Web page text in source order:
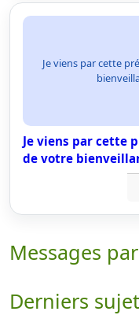
Je viens par cette
Je viens par cette
de votre
Messages
Derniers